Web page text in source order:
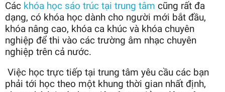
Các khóa học sáo trúc tại trung tâm cũng rất đa
dạng, có khóa học dành cho người mới bắt đầu,
khóa nâng cao, khóa ca khúc và khóa chuyên
nghiệp để thi vào các trường âm nhạc chuyên
nghiệp trên cả nước.
Việc học trực tiếp tại trung tâm yêu cầu các bạn
phải tới học theo một khung thời gian nhất định,